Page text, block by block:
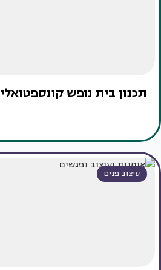
תכנון בית נופש קונספטואלי
עיצוב פנים